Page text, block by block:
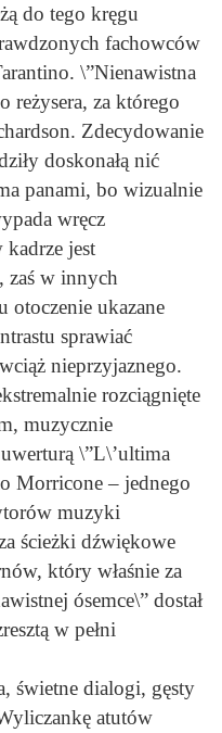
do tego kręgu
fachowców
\”Nienawistna
reżysera, za którego
Zdecydowanie
doskonałą nić
panami, bo wizualnie
wręcz
jest
zaś w innych
otoczenie ukazane
sprawiać
nieprzyjaznego.
rozciągnięte
muzycznie
\”L\’ultima
Morricone – jednego
muzyki
ścieżki dźwiękowe
który właśnie za
ósemce\” dostał
w pełni
świetne dialogi, gęsty
atutów